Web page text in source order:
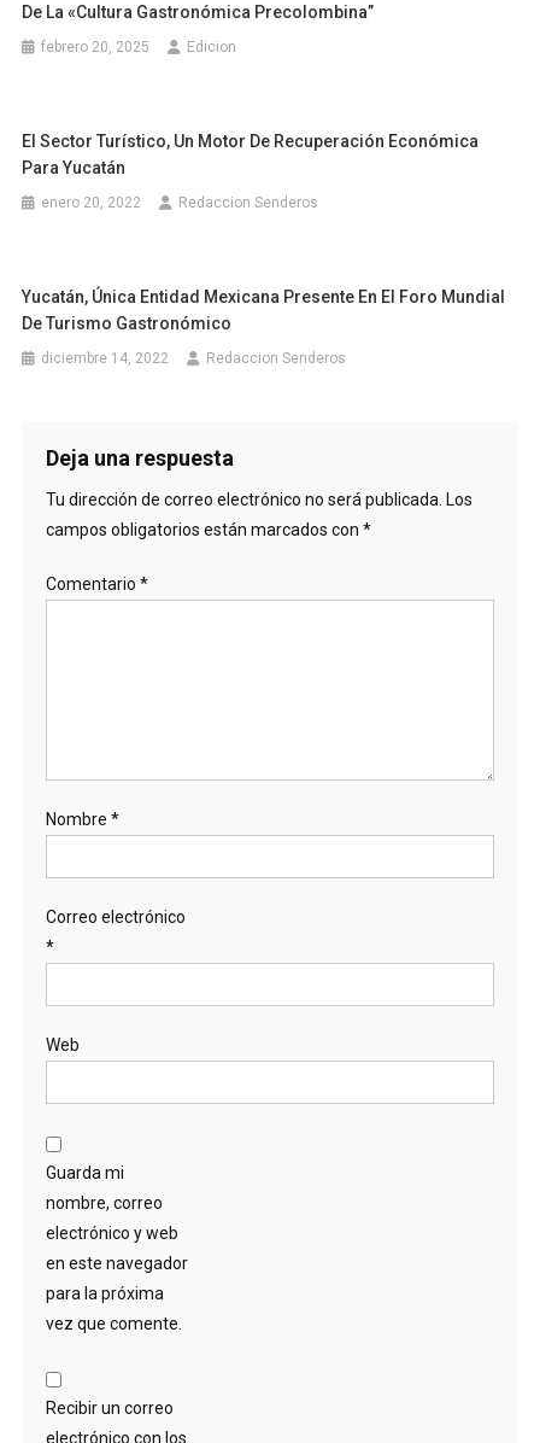
De La «Cultura Gastronómica Precolombina”
febrero 20, 2025 Edicion
El Sector Turístico, Un Motor De Recuperación Económica
Para Yucatán
enero 20, 2022 Redaccion Senderos
Yucatán, Única Entidad Mexicana Presente En El Foro Mundial
De Turismo Gastronómico
diciembre 14, 2022 Redaccion Senderos
Deja una respuesta
Tu dirección de correo electrónico no será publicada. Los
campos obligatorios están marcados con *
Comentario *
Nombre *
Correo electrónico
*
Web
Guarda mi
nombre, correo
electrónico y web
en este navegador
para la próxima
vez que comente.
Recibir un correo
electrónico con los